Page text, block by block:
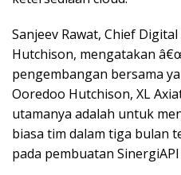
Sanjeev Rawat, Chief
Hutchison, mengatakan
pengembangan bersama
Ooredoo Hutchison, XL
utamanya adalah untuk
biasa tim dalam tiga bulan
pada pembuatan